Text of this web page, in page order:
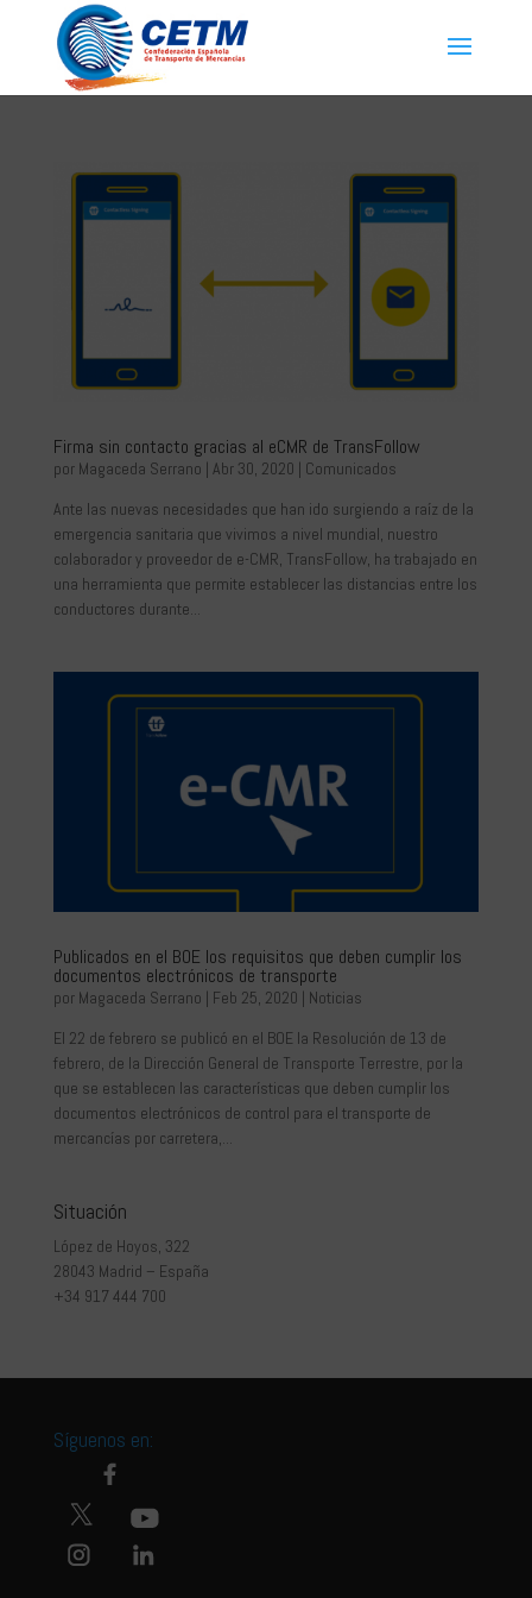
Firma sin contacto gracias al eCMR de TransFollow
por Magaceda Serrano Abr 30, 2020
Comunicados
Ante las nuevas necesidades que han ido surgiendo a raíz de la
emergencia sanitaria que vivimos a nivel mundial, nuestro
colaborador y proveedor de e-CMR, TransFollow, ha trabajado en
una herramienta que permite establecer las distancias entre los
conductores durante...
Publicados en el BOE los requisitos que deben cumplir los
documentos electrónicos de transporte
por Magaceda Serrano | Feb 25, 2020 | Noticias
El 22 de febrero se publicó en el BOE la Resolución de 13 de
febrero, de la Dirección General de Transporte Terrestre, por la
que se establecen las características que deben cumplir los
documentos electrónicos de control para el transporte de
mercancías por carretera,...
Situación
López de Hoyos, 322
28043 Madrid – España
+34 917 444 700
Síguenos en: